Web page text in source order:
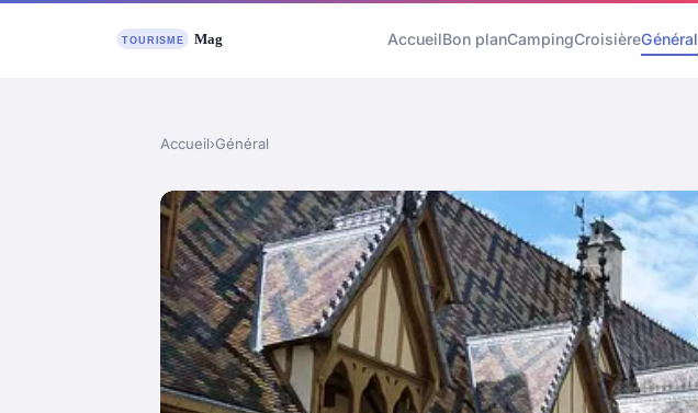
AccueilBon planCampingCroisièreGénéral
Accueil›Général